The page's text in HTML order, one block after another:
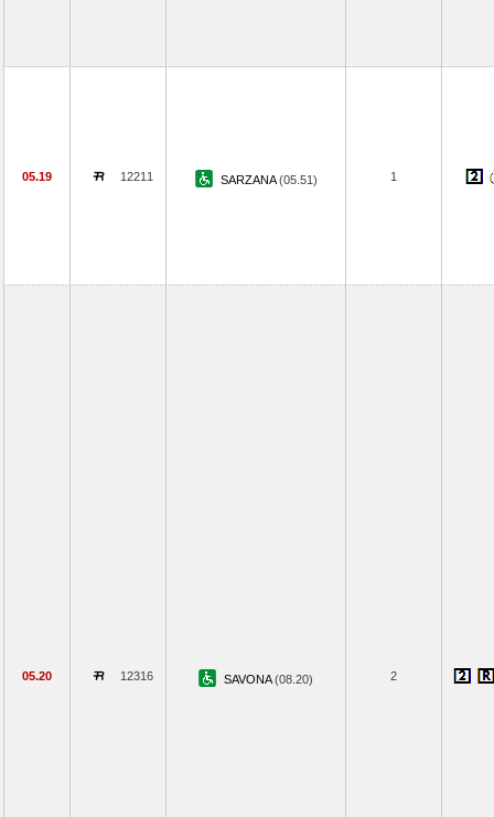
05.19 12211 SARZANA(05.51) 1
05.20 12316 SAVONA(08.20) 2